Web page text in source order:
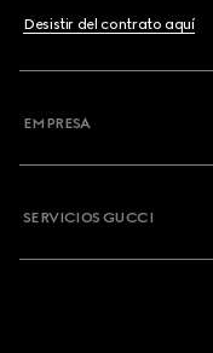
Desistir del contrato aquí
EMPRESA
SERVICIOS GUCCI